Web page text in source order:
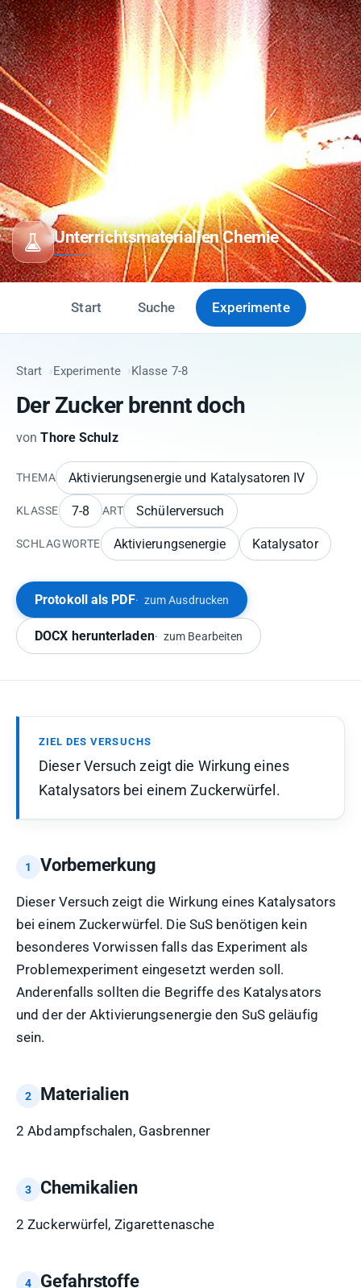
Unterrichtsmaterialien Chemie
Start Suche Experimente
Start Experimente Klasse 7-8
Der Zucker brennt doch
vonThore Schulz
THEMA Aktivierungsenergie und Katalysatoren IV
KLASSE 7-8 ART Schülerversuch
SCHLAGWORTE Aktivierungsenergie Katalysator
Protokoll als PDF zum Ausdrucken
DOCX herunterladen zum Bearbeiten
ZIEL DES VERSUCHS
Dieser Versuch zeigt die Wirkung eines
Katalysators bei einem Zuckerwürfel.
Vorbemerkung
Dieser Versuch zeigt die Wirkung eines Katalysators
bei einem Zuckerwürfel. Die SuS benötigen kein
besonderes Vorwissen falls das Experiment als
Problemexperiment eingesetzt werden soll.
Anderenfalls sollten die Begriffe des Katalysators
und der der Aktivierungsenergie den SuS geläufig
sein.
Materialien
2 Abdampfschalen, Gasbrenner
Chemikalien
2 Zuckerwürfel, Zigarettenasche
Gefahrstoffe